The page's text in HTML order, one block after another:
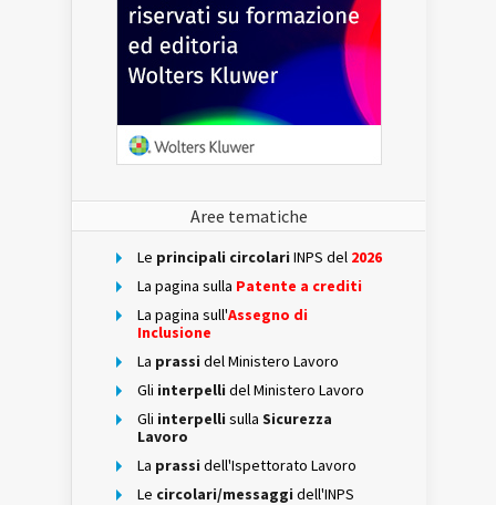
Aree tematiche
Le principali circolari INPS del 2026
La pagina sulla Patente a crediti
La pagina sull'Assegno di
Inclusione
La prassi del Ministero Lavoro
Gli interpelli del Ministero Lavoro
Gli interpelli sulla Sicurezza
Lavoro
La prassi dell'Ispettorato Lavoro
Le circolari/messaggi dell'INPS